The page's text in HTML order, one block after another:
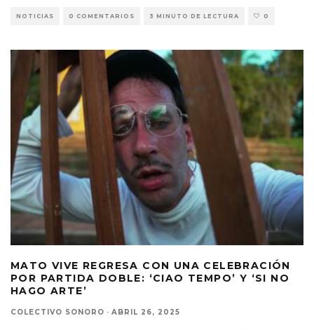
NOTICIAS 0 COMENTARIOS 3 MINUTO DE LECTURA 0
MATO VIVE REGRESA CON UNA CELEBRACIÓN
POR PARTIDA DOBLE: ‘CIAO TEMPO’ Y ‘SI NO
HAGO ARTE’
COLECTIVO SONORO · ABRIL 26, 2025